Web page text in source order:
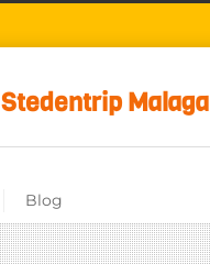
Stedentrip Malaga
Blog